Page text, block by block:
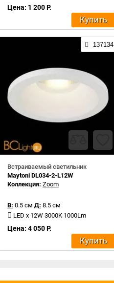
Цена: 1 200 Р.
Купить
137134
Встраиваемый светильник
Maytoni DL034-2-L12W
Коллекция: Zoom
В: 0.5 см Д: 8.5 см
LED x 12W 3000K 1000Lm
Цена: 4 050 Р.
Купить